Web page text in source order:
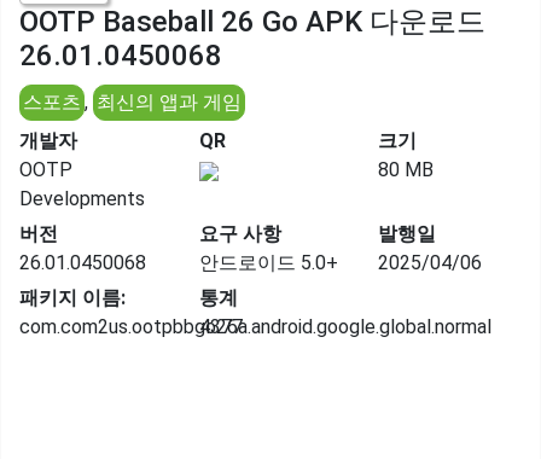
OOTP Baseball 26 Go APK 다운로드
26.01.0450068
스포츠 , 최신의 앱과 게임
개발자
OOTP
Developments
QR
크기
80 MB
버전
26.01.0450068
요구 사항
안드로이드 5.0+
발행일
2025/04/06
패키지 이름:
com.com2us.ootpbbgo26a.android.google.global.normal
통계
4377